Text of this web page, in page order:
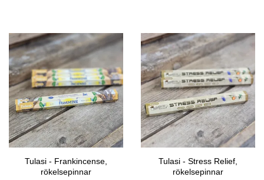
Tulasi - Frankincense,
rökelsepinnar
Tulasi - Stress Relief,
rökelsepinnar